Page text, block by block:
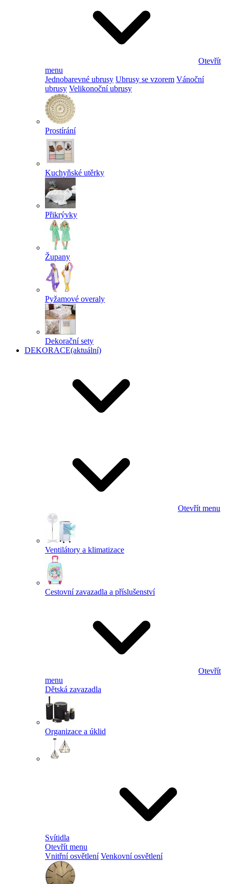
Otevřít
menu
Jednobarevné ubrusy Ubrusy se vzorem Vánoční
ubrusy Velikonoční ubrusy
Prostírání
Kuchyňské utěrky
Přikrývky
Župany
Pyžamové overaly
Dekorační sety
DEKORACE(aktuální)
Otevřít menu
Ventilátory a klimatizace
Cestovní zavazadla a příslušenství
Otevřít
menu
Dětská zavazadla
Organizace a úklid
Svítidla
Otevřít menu
Vnitřní osvětlení Venkovní osvětlení